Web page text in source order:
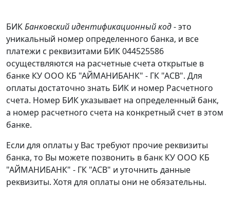
БИКБанковский идентификационный код- это
уникальный номер определенного банка, и все
платежи с реквизитами БИК 044525586
осуществляются на расчетные счета открытые в
банке КУ ООО КБ "АЙМАНИБАНК" - ГК "АСВ". Для
оплаты достаточно знать БИК и номер Расчетного
счета. Номер БИК указывает на определенный банк,
а номер расчетного счета на конкретный счет в этом
банке.
Если для оплаты у Вас требуют прочие реквизиты
банка, то Вы можете позвонить в банк КУ ООО КБ
"АЙМАНИБАНК" - ГК "АСВ" и уточнить данные
реквизиты. Хотя для оплаты они не обязательны.